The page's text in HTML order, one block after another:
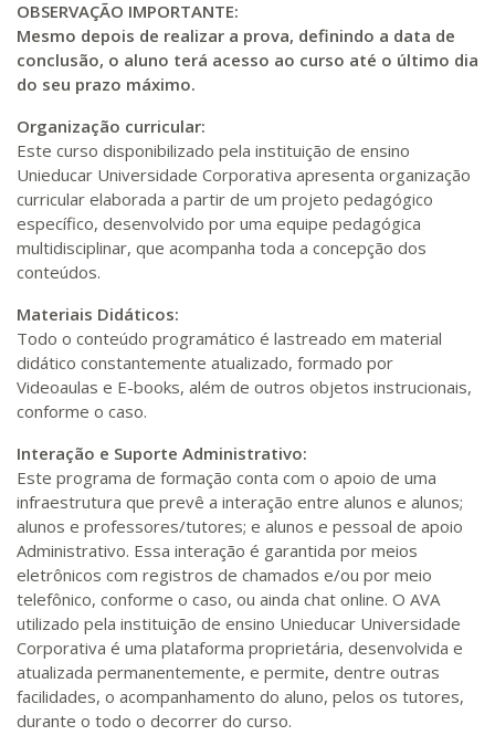
OBSERVAÇÃO IMPORTANTE:
Mesmo depois de realizar a prova, definindo a data de
conclusão, o aluno terá acesso ao curso até o último dia
do seu prazo máximo.
Organização curricular:
Este curso disponibilizado pela instituição de ensino
Unieducar Universidade Corporativa apresenta organização
curricular elaborada a partir de um projeto pedagógico
específico, desenvolvido por uma equipe pedagógica
multidisciplinar, que acompanha toda a concepção dos
conteúdos.
Materiais Didáticos:
Todo o conteúdo programático é lastreado em material
didático constantemente atualizado, formado por
Videoaulas e E-books, além de outros objetos instrucionais,
conforme o caso.
Interação e Suporte Administrativo:
Este programa de formação conta com o apoio de uma
infraestrutura que prevê a interação entre alunos e alunos;
alunos e professores/tutores; e alunos e pessoal de apoio
Administrativo. Essa interação é garantida por meios
eletrônicos com registros de chamados e/ou por meio
telefônico, conforme o caso, ou ainda chat online. O AVA
utilizado pela instituição de ensino Unieducar Universidade
Corporativa é uma plataforma proprietária, desenvolvida e
atualizada permanentemente, e permite, dentre outras
facilidades, o acompanhamento do aluno, pelos os tutores,
durante o todo o decorrer do curso.